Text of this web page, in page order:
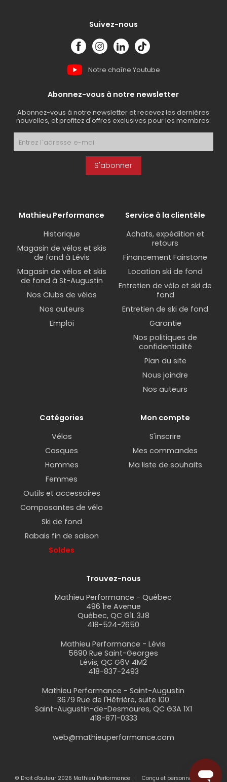
Suivez-nous
Notre chaîne Youtube
Abonnez-vous à notre newsletter
Abonnez-vous à notre newsletter et recevez les dernières
nouvelles, et profitez d'offres exclusives pour les membres.
S'abonner
Mathieu Performance
Historique
Magasin de vélos et skis
de fond à Lévis
Magasin de vélos et skis
de fond à St-Augustin
Nos Clubs de vélos
Nos auteurs
Emploi
Service à la clientèle
Achats, expédition et
retours
Financement Fairstone
Location ski de fond
Entretien de vélo et ski de
fond
Entretien de ski de fond
Garantie
Nos politiques de
confidentialité
Plan du site
Nous joindre
Nos auteurs
Catégories
Vélos
Casques
Hommes
Femmes
Outils et accessoires
Composantes de vélo
Ski de fond
Rabais fin de saison
Soldes
Mon compte
S'inscrire
Mes commandes
Ma liste de souhaits
Trouvez-nous
Mathieu Performance - Québec
496 1re Avenue
Québec, QC G1L 3J8
418-524-2650
Mathieu Performance - Lévis
5690 Rue Saint-Georges
Lévis, QC G6V 4M2
418-837-2493
Mathieu Performance - Saint-Augustin
3679 Rue de l'Hêtrière, suite 100
Saint-Augustin-de-Desmaures, QC G3A 1X1
418-871-0333
web@mathieuperformance.com
© Droit d'auteur 2026 Mathieu Performance
Conçu et personnalisé par